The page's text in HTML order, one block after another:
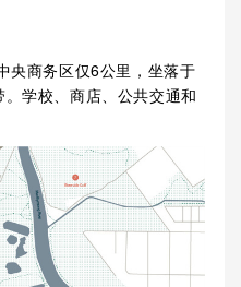
央商务区仅6公里，坐落于
学校、商店、公共交通和